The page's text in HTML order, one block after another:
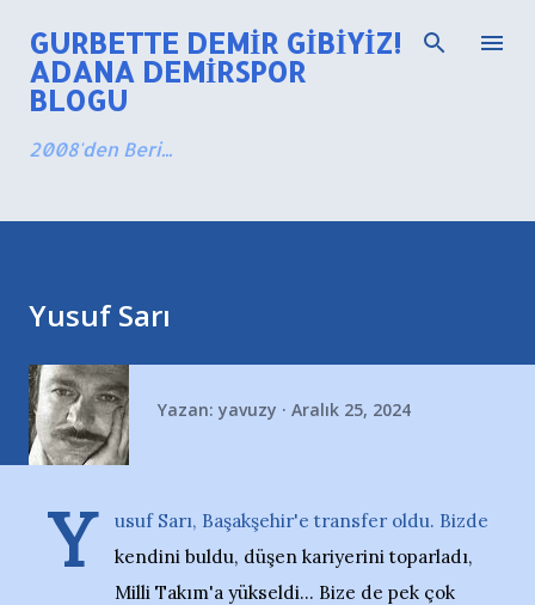
Ana içeriğe atla
GURBETTE DEMIR GIBIYIZ!
ADANA DEMIRSPOR
BLOGU
2008'den Beri...
Yusuf Sarı
Yazan: yavuzy Aralık 25, 2024
Y
usuf Sarı, Başakşehir'e transfer oldu. Bizde
kendini buldu, düşen kariyerini toparladı,
Milli Takım'a yükseldi... Bize de pek çok